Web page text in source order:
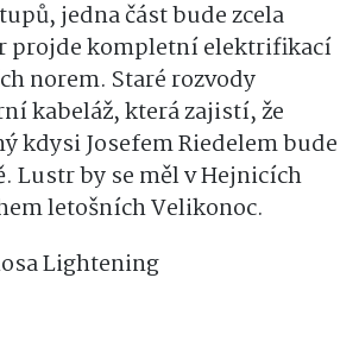
jedna část bude zcela
projde kompletní elektrifikací
norem. Staré rozvody
kabeláž, která zajistí, že
kdysi Josefem Riedelem bude
Lustr by se měl v Hejnicích
letošních Velikonoc.
Lightening